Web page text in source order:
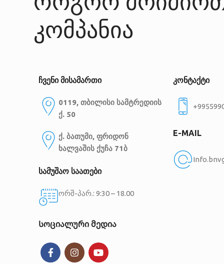
კომპანია
ჩვენი მისამართი
0119, თბილისი სამტრედიის
ქ. 50
ქ. ბათუმი, ფრიდონ
ხალვაშის ქუჩა 71ბ
სამუშაო საათები
ორშ-პარ.: 9:30 – 18.00
კონტაქტი
E-MAIL
Სოციალური მედია